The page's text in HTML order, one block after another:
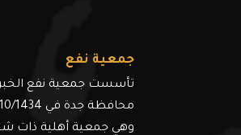
جمعية نفع
تأسست جمعية نفع
وهي جمعية أهلية ذات